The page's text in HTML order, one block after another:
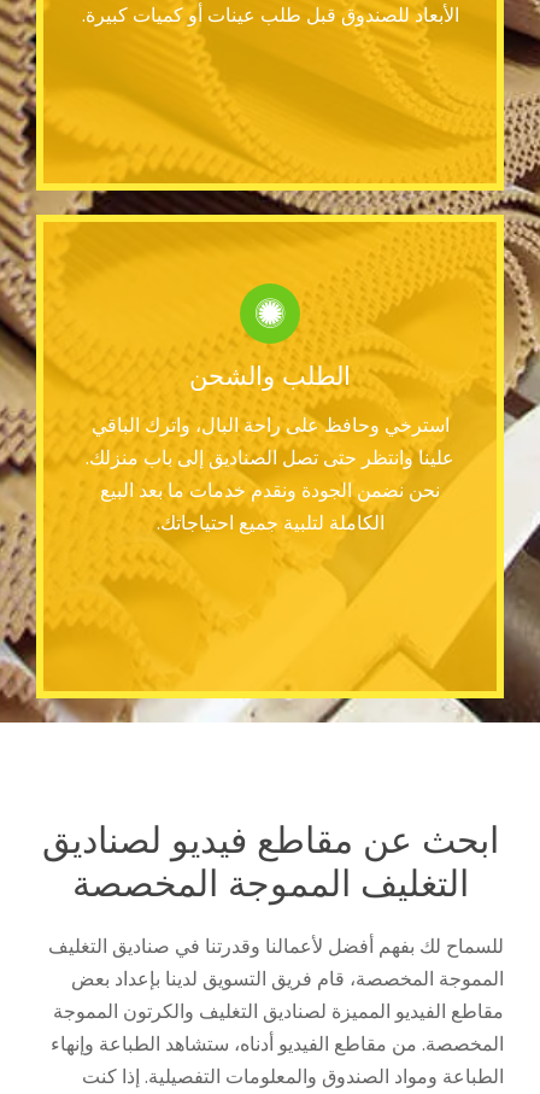
الأبعاد للصندوق قبل طلب عينات أو كميات كبيرة.
الطلب والشحن
استرخي وحافظ على راحة البال، واترك الباقي
علينا وانتظر حتى تصل الصناديق إلى باب منزلك.
نحن نضمن الجودة ونقدم خدمات ما بعد البيع
الكاملة لتلبية جميع احتياجاتك.
ابحث عن مقاطع فيديو لصناديق
التغليف المموجة المخصصة
للسماح لك بفهم أفضل لأعمالنا وقدرتنا في صناديق التغليف
المموجة المخصصة، قام فريق التسويق لدينا بإعداد بعض
مقاطع الفيديو المميزة لصناديق التغليف والكرتون المموجة
المخصصة. من مقاطع الفيديو أدناه، ستشاهد الطباعة وإنهاء
الطباعة ومواد الصندوق والمعلومات التفصيلية. إذا كنت